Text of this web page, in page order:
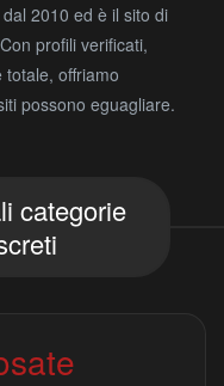
2010 ed è il sito di
profili verificati,
totale, offriamo
possono eguagliare.
categorie